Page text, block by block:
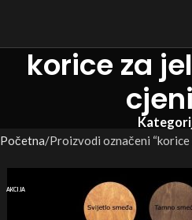
korice za
Početna Proizvodi označeni “korice
AKCIJA